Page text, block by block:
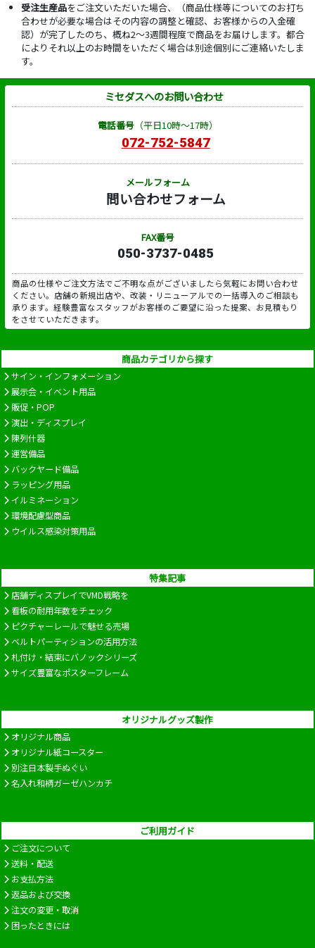
受注生産品をご注文いただいた場合、（商品仕様等についてのお打ち
合わせが必要な場合はその内容の調整と確認、お客様からの入金確
認）が完了したのち、概ね2～3週間程度で商品をお届けします。都合
によりそれ以上のお時間をいただく場合は別途個別にご連絡いたしま
す。
ミセダスへのお問い合わせ
電話番号（平日10時～17時）
072-752-5847
メールフォーム
問い合わせフォーム
FAX番号
050-3737-0485
商品の仕様やご注文方法でご不明な点がございましたら気軽にお問い合わせ
ください。店舗の新規出店や、改装・リニューアルでの一括導入のご相談も
承ります。経験豊富なスタッフがお客様のご要望に沿った提案、お見積もり
をさせていただきます。
商品カテゴリから探す
サイン・インフォメーション
展示会・イベント用品
販促・POP
演出・ディスプレイ
陳列什器
運営備品
バックヤード備品
ラッピング用品
イルミネーション
環境配慮型商品
ウイルス感染対策用品
特集記事
店舗ディスプレイでVMD戦略を
看板の耐用年数をチェック
ピクチャーレールで魅せる売場
ベルトパーティションの活用方法
札付け・結束にバノックシリーズ
サイズ豊富なポスターフレーム
オリジナルグッズ製作
オリジナル商品
オリジナル紙コースター
別注日本製手ぬぐい
名入れ和柄ガーゼハンカチ
ご利用ガイド
ご注文について
送料・配送
お支払方法
返品および交換
注文の変更・取消
困ったときには